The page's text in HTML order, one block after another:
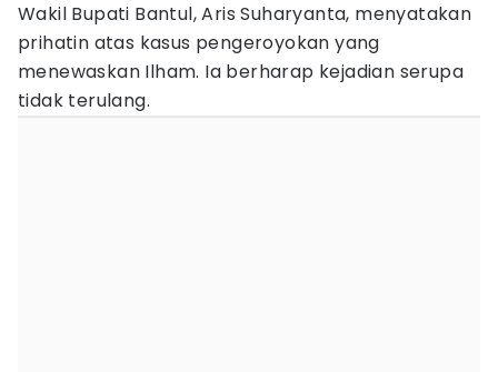
Wakil Bupati Bantul, Aris Suharyanta, menyatakan
prihatin atas kasus pengeroyokan yang
menewaskan Ilham. Ia berharap kejadian serupa
tidak terulang.